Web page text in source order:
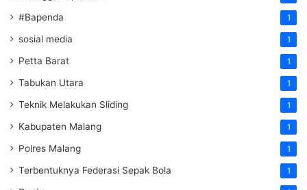
#Bapenda 1
sosial media 1
Petta Barat 1
Tabukan Utara 1
Teknik Melakukan Sliding 1
Kabupaten Malang 1
Polres Malang 1
Terbentuknya Federasi Sepak Bola 1